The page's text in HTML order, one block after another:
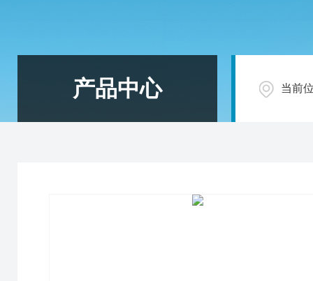
产品中心 当前